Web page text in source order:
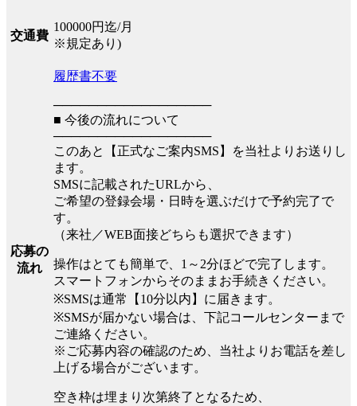
交通費
100000円迄/月
※規定あり)
応募の
流れ
履歴書不要
──────────────────
■ 今後の流れについて
──────────────────
このあと【正式なご案内SMS】を当社よりお送りし
ます。
SMSに記載されたURLから、
ご希望の登録会場・日時を選ぶだけで予約完了で
す。
（来社／WEB面接どちらも選択できます）
操作はとても簡単で、1～2分ほどで完了します。
スマートフォンからそのままお手続きください。
※SMSは通常【10分以内】に届きます。
※SMSが届かない場合は、下記コールセンターまで
ご連絡ください。
※ご応募内容の確認のため、当社よりお電話を差し
上げる場合がございます。
空き枠は埋まり次第終了となるため、